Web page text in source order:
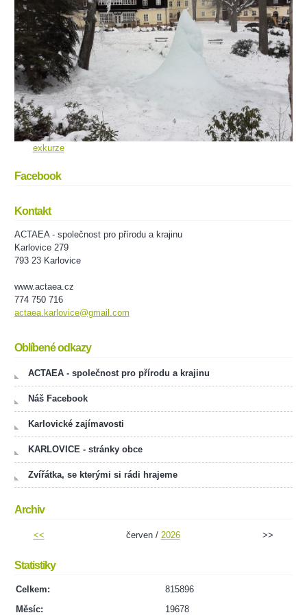
exkurze
Facebook
Kontakt
ACTAEA - společnost pro přírodu a krajinu
Karlovice 279
793 23 Karlovice
www.actaea.cz
774 750 716
actaea.karlovice@gmail.com
Oblíbené odkazy
ACTAEA - společnost pro přírodu a krajinu
Náš Facebook
Karlovické zajímavosti
KARLOVICE - stránky obce
Zvířátka, se kterými si rádi hrajeme
Archiv
<< červen / 2026 >>
Statistiky
Celkem:
815896
Měsíc:
19678